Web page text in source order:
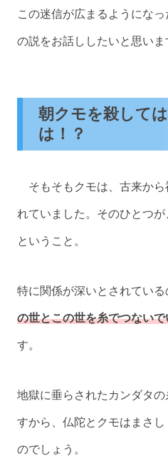
この迷信が広まるようにな
の説をお話ししたいと思いま
朝クモを殺して
は！？
そもそもクモは、古来から
れていました。そのひとつが
ということ。
特に関係が深いとされている
の世とこの世を糸でつないで
す。
地獄に垂らされたカンダタ
すから、仏陀とクモはまさ
のでしょう。